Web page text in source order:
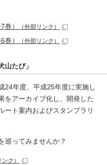
） （外部リンク）
） （外部リンク）
山たび」
24年度、平成25年度に実施し
をアーカイブ化し、開発した
ート案内およびスタンプラリ
巡ってみませんか？
ンク）